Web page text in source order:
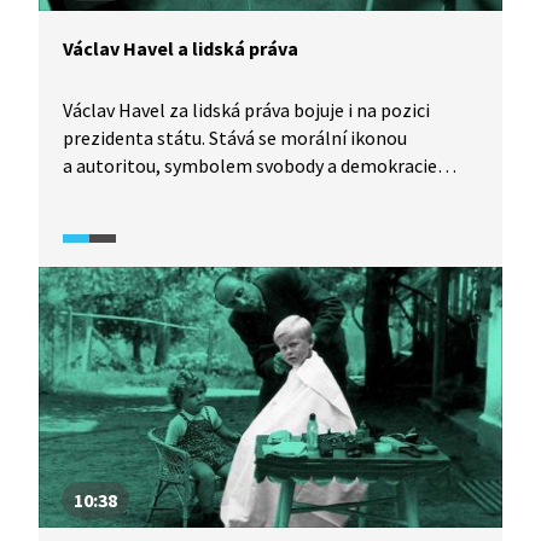
která provází životem Václava Havla a bojem
Československa za lidská práva.
Václav Havel a lidská práva
Václav Havel za lidská práva bojuje i na pozici
prezidenta státu. Stává se morální ikonou
a autoritou, symbolem svobody a demokracie
za jejich práva. Na počátku 90. let se Havel nachází
na vrcholu své popularity. Poklidné rozdělení
Československa, kterému napomohl svými
výzvami k toleranci, dialogu a respektu, je
v kontrastu s drastickým rozpadem Jugoslávie.
Video je součástí vzdělávací série Každý může
změnit svět z produkce Knihovny Václava Havla,
která provází životem Václava Havla a bojem
Československa za lidská práva.
10:38